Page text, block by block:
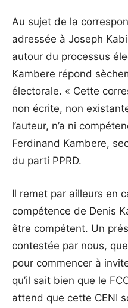
Au sujet de la
adressée à Joseph
autour du processus
Kambere répond
électorale. « Cette
non écrite, non
l’auteur, n’a ni
Ferdinand Kambere,
du parti PPRD.
Il remet par ailleurs en
compétence de Denis
être compétent. Un
contestée par nous,
pour commencer à
qu’il sait bien que le
attend que cette CENI